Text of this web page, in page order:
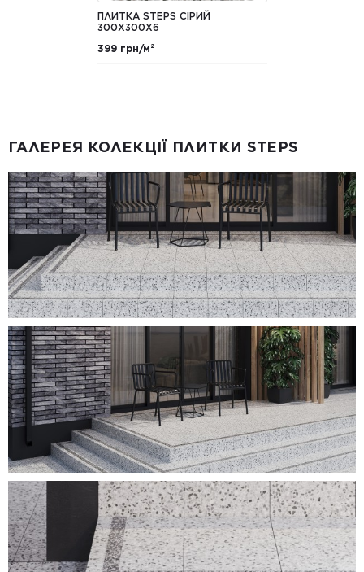
ПЛИТКА STEPS СІРИЙ
300Х300Х6
399 грн/м²
ГАЛЕРЕЯ КОЛЕКЦІЇ ПЛИТКИ STEPS